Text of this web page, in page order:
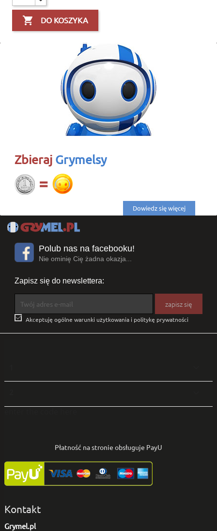
 DO KOSZYKA
Zbieraj Grymelsy
Dowiedz się więcej
Polub nas na facebooku!
Nie ominię Cię żadna okazja...
Zapisz się do newslettera:
 Akceptuję ogólne warunki użytkowania i politykę prywatności
Płatność na stronie obsługuje PayU
Kontakt
Grymel.pl